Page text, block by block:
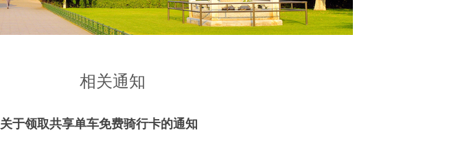
相关通知
关于领取共享单车免费骑行卡的通知